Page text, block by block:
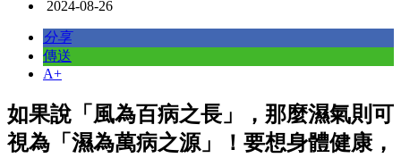
2024-08-26
分享
傳送
A+
如果說「風為百病之長」，那麼濕氣則可
視為「濕為萬病之源」！要想身體健康，